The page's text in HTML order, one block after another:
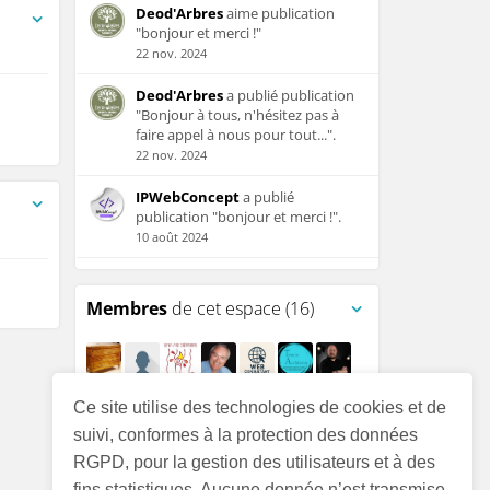
Ce site utilise des technologies de cookies et de
suivi, conformes à la protection des données
RGPD, pour la gestion des utilisateurs et à des
Deod'Arbresaime publication
"bonjour et merci !"
22 nov. 2024
Deod'Arbresa publié publication
"Bonjour à tous, n'hésitez pas à
faire appel à nous pour tout...".
22 nov. 2024
IPWebConcepta publié
publication "bonjour et merci !".
10 août 2024
Membresde cet espace (16)